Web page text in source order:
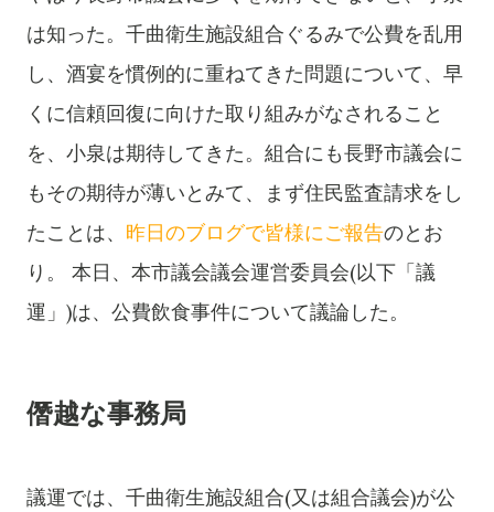
は知った。千曲衛生施設組合ぐるみで公費を乱用
し、酒宴を慣例的に重ねてきた問題について、早
くに信頼回復に向けた取り組みがなされること
を、小泉は期待してきた。組合にも長野市議会に
もその期待が薄いとみて、まず住民監査請求をし
たことは、 昨日のブログで皆様にご報告のとお
り。
本日、本市議会議会運営委員会(以下「議
運」)は、公費飲食事件について議論した。
僭越な事務局
議運では、千曲衛生施設組合(又は組合議会)が公